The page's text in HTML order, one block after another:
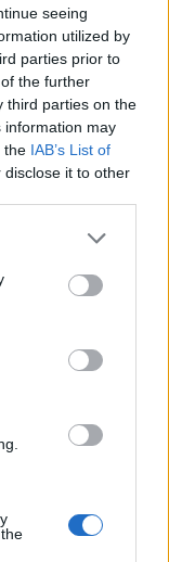
seeing
utilized by
parties prior to
the further
third parties on the
information may
the IAB’s List of
it to other
è fermo
tenuto ai box
Matic,
All.
in tv
e in